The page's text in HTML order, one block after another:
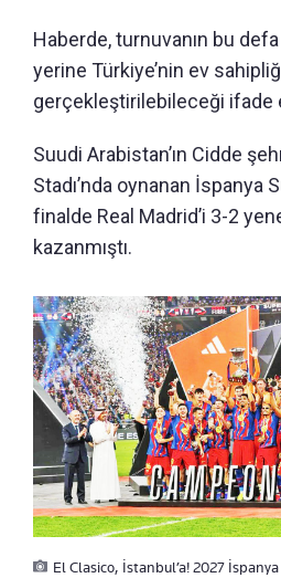
Haberde, turnuvanın bu
yerine Türkiye’nin ev
gerçekleştirilebileceği ifade
Suudi Arabistan’ın Cidde
Stadı’nda oynanan İspanya
finalde Real Madrid’i 3-2
kazanmıştı.
El Clasico, İstanbul’a! 2027 İspanya